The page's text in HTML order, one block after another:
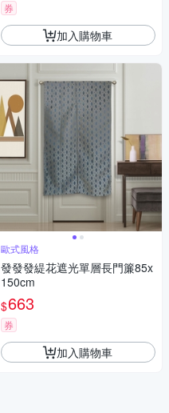
券
加入購物車
歐式風格
發發發緹花遮光單層長門簾85x
150cm
$663
券
加入購物車